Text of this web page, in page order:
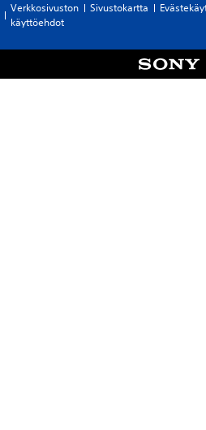
Verkkosivuston
käyttöehdot
Sivustokartta